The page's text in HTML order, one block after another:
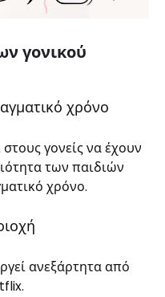
γονικού
χρόνο
στους γονείς να έχουν
των παιδιών
χρόνο.
ανεξάρτητα από